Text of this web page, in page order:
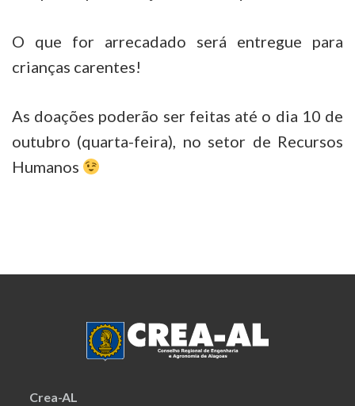
O que for arrecadado será entregue para
crianças carentes!
As doações poderão ser feitas até o dia 10 de
outubro (quarta-feira), no setor de Recursos
Humanos
Crea-AL